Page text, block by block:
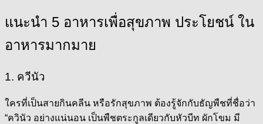
แนะนำ 5 อาหารเพื่อสุขภาพ ประโยชน์ ใน
อาหารมากมาย
1. ควีนัว
ใครที่เป็นสายกินคลีน หรือรักสุขภาพ ต้องรู้จักกับธัญพืชที่ชื่อว่า
“ควินัว อย่างแน่นอน เป็นพืชตระกูลเดียวกับหัวบีท ผักโขม มี